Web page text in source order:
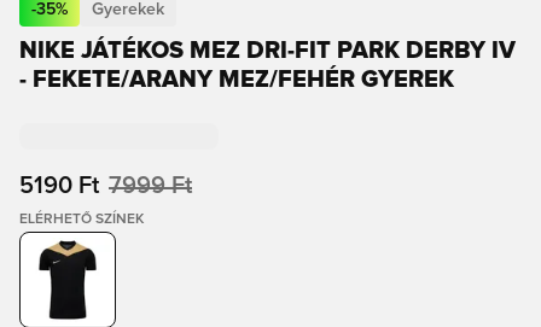
-35% Gyerekek
NIKE JÁTÉKOS MEZ DRI-FIT PARK DERBY IV
- FEKETE/ARANY MEZ/FEHÉR GYEREK
5190 Ft 7999 Ft
ELÉRHETŐ SZÍNEK